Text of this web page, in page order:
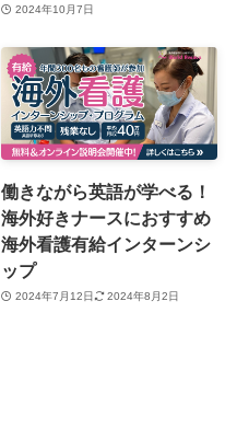
2024年10月7日
働きながら英語が学べる！
海外好きナースにおすすめ
海外看護有給インターンシ
ップ
2024年7月12日 2024年8月2日